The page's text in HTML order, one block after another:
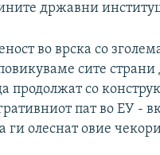
државни
во врска со
сите страни
продолжат со
пат во ЕУ -
олеснат овие